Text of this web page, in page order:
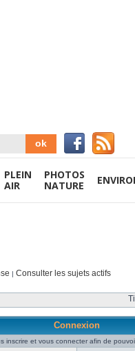
PLEIN
AIR
PHOTOS
NATURE
| Consulter les sujets actifs
Connexion
inscrire et vous connecter afin de